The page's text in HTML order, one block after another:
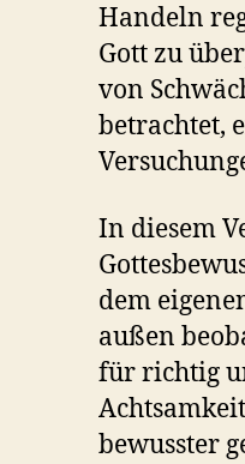
Handeln
Gott zu
von
betrachtet,
In diesem
dem
außen
für richtig
bewusster